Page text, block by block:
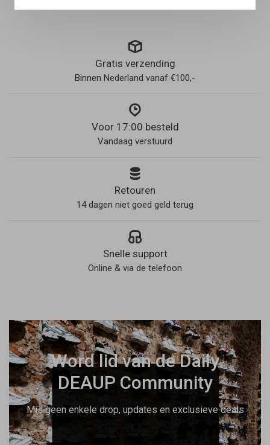
Gratis verzending
Binnen Nederland vanaf €100,-
Voor 17:00 besteld
Vandaag verstuurd
Retouren
14 dagen niet goed geld terug
Snelle support
Online & via de telefoon
Word lid van de Daily
DEAUP Community
Mis geen enkele drop, updates en exclusieve deals